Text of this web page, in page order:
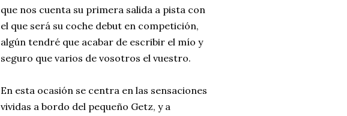
que nos cuenta su primera salida a pista con
el que será su coche debut en competición,
algún tendré que acabar de escribir el mío y
seguro que varios de vosotros el vuestro.
En esta ocasión se centra en las sensaciones
vividas a bordo del pequeño Getz, y a